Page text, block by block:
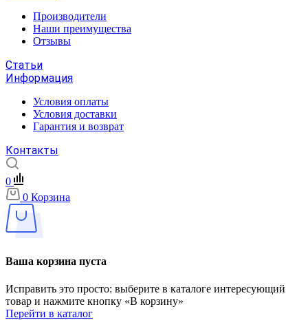
Производители
Наши преимущества
Отзывы
Статьи
Информация
Условия оплаты
Условия доставки
Гарантия и возврат
Контакты
0
0 Корзина
Ваша корзина пуста
Исправить это просто: выберите в каталоге интересующий
товар и нажмите кнопку «В корзину»
Перейти в каталог